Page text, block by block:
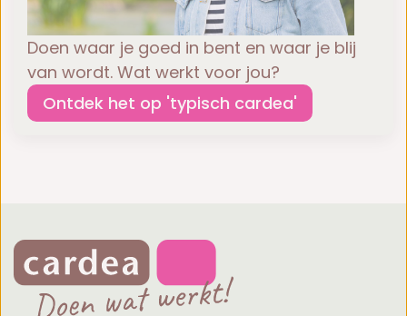
Doen waar je goed in bent en waar je blij
van wordt. Wat werkt voor jou?
Ontdek het op 'typisch cardea'